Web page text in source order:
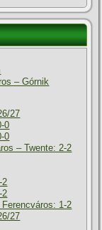
– Górnik
27
0
0
– Twente: 2-2
2
2
1-2
27